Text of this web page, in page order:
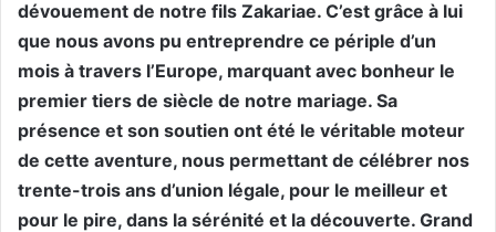
dévouement de notre fils Zakariae. C’est grâce à lui
que nous avons pu entreprendre ce périple d’un
mois à travers l’Europe, marquant avec bonheur le
premier tiers de siècle de notre mariage. Sa
présence et son soutien ont été le véritable moteur
de cette aventure, nous permettant de célébrer nos
trente-trois ans d’union légale, pour le meilleur et
pour le pire, dans la sérénité et la découverte. Grand